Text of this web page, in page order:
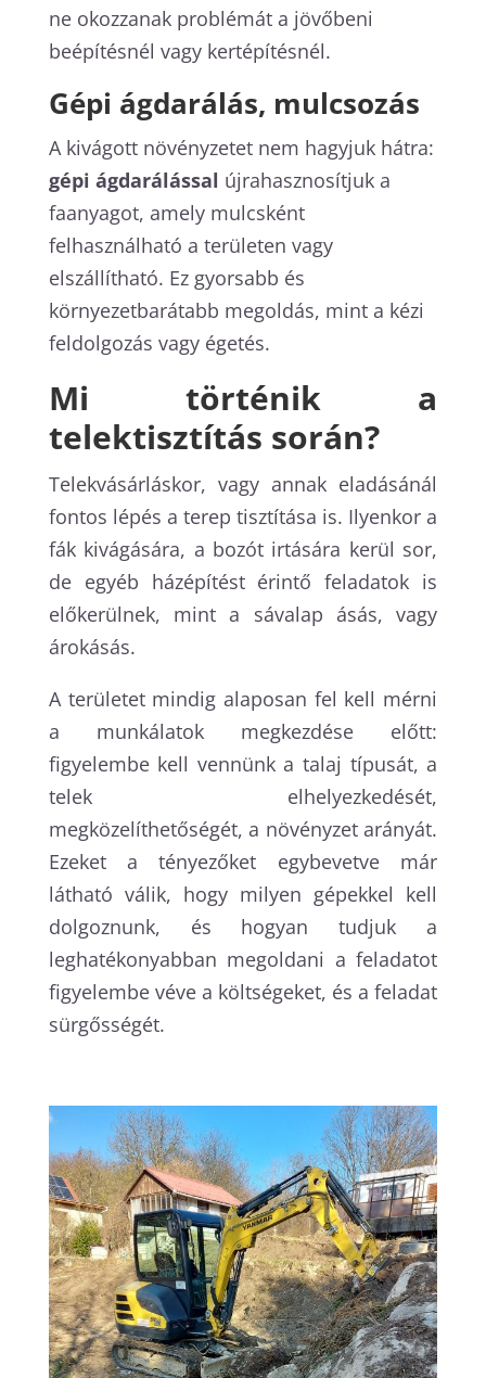
ne okozzanak problémát a jövőbeni
beépítésnél vagy kertépítésnél.
Gépi ágdarálás, mulcsozás
A kivágott növényzetet nem hagyjuk hátra:
gépi ágdarálással újrahasznosítjuk a
faanyagot, amely mulcsként
felhasználható a területen vagy
elszállítható. Ez gyorsabb és
környezetbarátabb megoldás, mint a kézi
feldolgozás vagy égetés.
Mi történik a
telektisztítás során?
Telekvásárláskor, vagy annak eladásánál
fontos lépés a terep tisztítása is. Ilyenkor a
fák kivágására, a bozót irtására kerül sor,
de egyéb házépítést érintő feladatok is
előkerülnek, mint a sávalap ásás, vagy
árokásás.
A területet mindig alaposan fel kell mérni
a munkálatok megkezdése előtt:
figyelembe kell vennünk a talaj típusát, a
telek elhelyezkedését,
megközelíthetőségét, a növényzet arányát.
Ezeket a tényezőket egybevetve már
látható válik, hogy milyen gépekkel kell
dolgoznunk, és hogyan tudjuk a
leghatékonyabban megoldani a feladatot
figyelembe véve a költségeket, és a feladat
sürgősségét.